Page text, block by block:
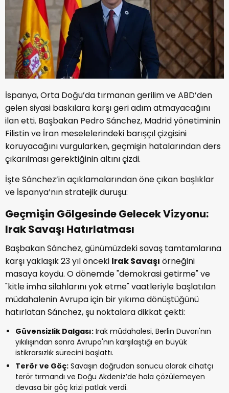
İspanya, Orta Doğu’da tırmanan gerilim ve ABD’den
gelen siyasi baskılara karşı geri adım atmayacağını
ilan etti. Başbakan Pedro Sánchez, Madrid yönetiminin
Filistin ve İran meselelerindeki barışçıl çizgisini
koruyacağını vurgularken, geçmişin hatalarından ders
çıkarılması gerektiğinin altını çizdi.
​İşte Sánchez’in açıklamalarından öne çıkan başlıklar
ve İspanya’nın stratejik duruşu:
​Geçmişin Gölgesinde Gelecek Vizyonu:
Irak Savaşı Hatırlatması
​Başbakan Sánchez, günümüzdeki savaş tamtamlarına
karşı yaklaşık 23 yıl önceki Irak Savaşı örneğini
masaya koydu. O dönemde "demokrasi getirme" ve
"kitle imha silahlarını yok etme" vaatleriyle başlatılan
müdahalenin Avrupa için bir yıkıma dönüştüğünü
hatırlatan Sánchez, şu noktalara dikkat çekti:
Güvensizlik Dalgası: Irak müdahalesi, Berlin Duvarı'nın
yıkılışından sonra Avrupa'nın karşılaştığı en büyük
istikrarsızlık sürecini başlattı.
Terör ve Göç: Savaşın doğrudan sonucu olarak cihatçı
terör tırmandı ve Doğu Akdeniz’de hala çözülemeyen
devasa bir göç krizi patlak verdi.